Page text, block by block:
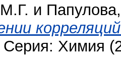
и
Серия: Химия